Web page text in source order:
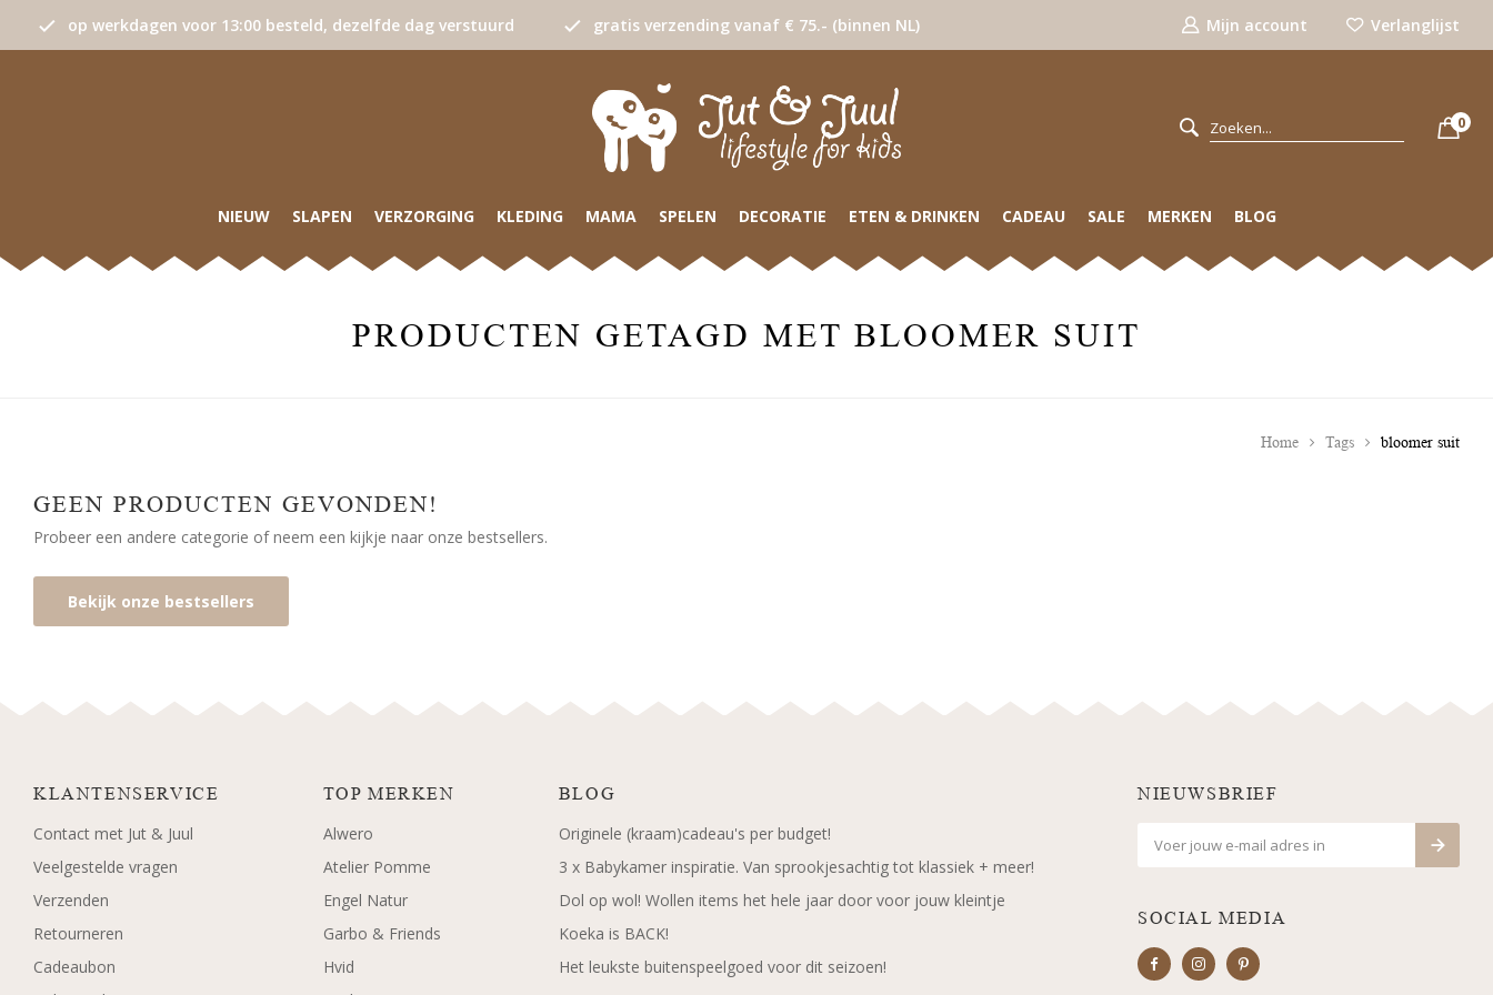
op werkdagen voor 13:00 besteld, dezelfde dag verstuurd gratis verzending vanaf € 75.- (binnen NL) Mijn account Verlanglijst
0
NIEUW SLAPEN VERZORGING KLEDING MAMA SPELEN DECORATIE ETEN & DRINKEN CADEAU SALE MERKEN BLOG
PRODUCTEN GETAGD MET BLOOMER SUIT
Home Tags bloomer suit
GEEN PRODUCTEN GEVONDEN!
Probeer een andere categorie of neem een kijkje naar onze bestsellers.
Bekijk onze bestsellers
KLANTENSERVICE
Contact met Jut & Juul
Veelgestelde vragen
Verzenden
Retourneren
Cadeaubon
TOP MERKEN
Alwero
Atelier Pomme
Engel Natur
Garbo & Friends
Hvid
BLOG
Originele (kraam)cadeau's per budget!
3 x Babykamer inspiratie. Van sprookjesachtig tot klassiek + meer!
Dol op wol! Wollen items het hele jaar door voor jouw kleintje
Koeka is BACK!
Het leukste buitenspeelgoed voor dit seizoen!
NIEUWSBRIEF
SOCIAL MEDIA